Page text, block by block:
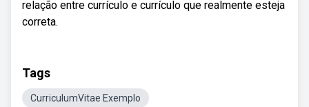
relação entre currículo e currículo que realmente esteja
correta.
Tags
CurriculumVitae Exemplo